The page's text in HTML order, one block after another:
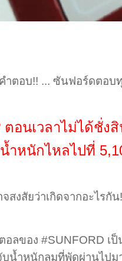
ำตอบ!! ... ซันฟอร์ดตอบ
ตอนเวลาไม่ได้ชั่ง
ำหนักไหลไปที่
สงสัยว่าเกิดจากอะไรกั
อลของ #SUNFORD เ
น้ำหนักลมที่พัดผ่านไปม